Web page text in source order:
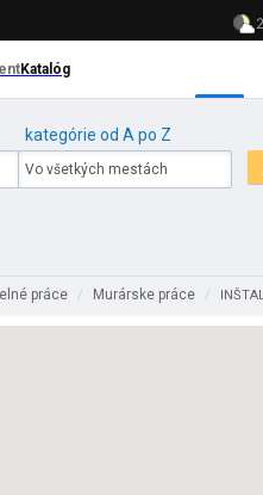
kategórie od A po Z
práce / Murárske práce /